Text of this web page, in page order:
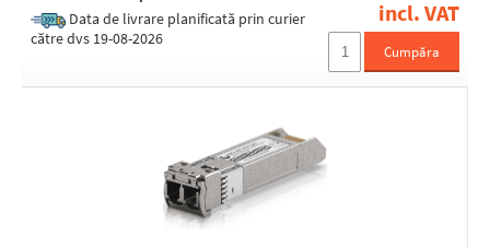
Data de livrare planificată prin curier
către dvs 19-08-2026
incl. VAT
Cumpăra